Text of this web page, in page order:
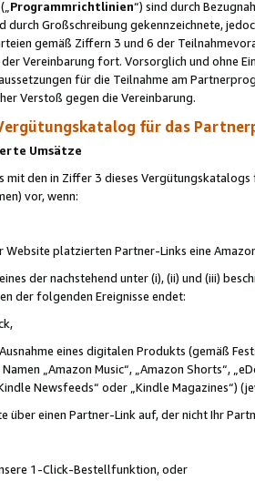
Programmrichtlinien“) sind durch
Großschreibung gekennzeichnete,
gemäß Ziffern 3 und 6 der
Vereinbarung fort. Vorsorglich und ohne
für die Teilnahme am
Verstoß gegen die Vereinbarung.
für das
Umsätze
mit den in Ziffer 3 dieses
vor, wenn:
platzierten Partner-Links eine
der nachstehend unter (i), (ii) und (iii)
der folgenden Ereignisse endet:
eines digitalen Produkts (gemäß
„Amazon Music“, „Amazon Shorts“,
Newsfeeds“ oder „Kindle Magazines“)
einen Partner-Link auf, der nicht Ihr
1-Click-Bestellfunktion, oder